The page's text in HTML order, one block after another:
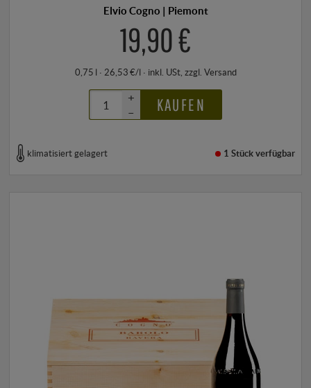
Elvio Cogno | Piemont
19,90 €
0,75 l · 26,53 €/l· inkl. USt, zzgl. Versand
+
–
KAUFEN
klimatisiert gelagert 1 Stückverfügbar